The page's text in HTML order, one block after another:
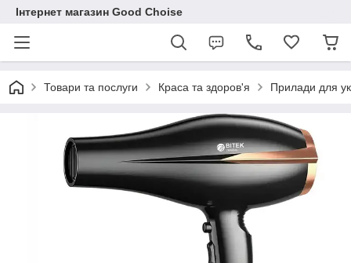
Інтернет магазин Good Choise
Товари та послуги Краса та здоров'я Прилади для